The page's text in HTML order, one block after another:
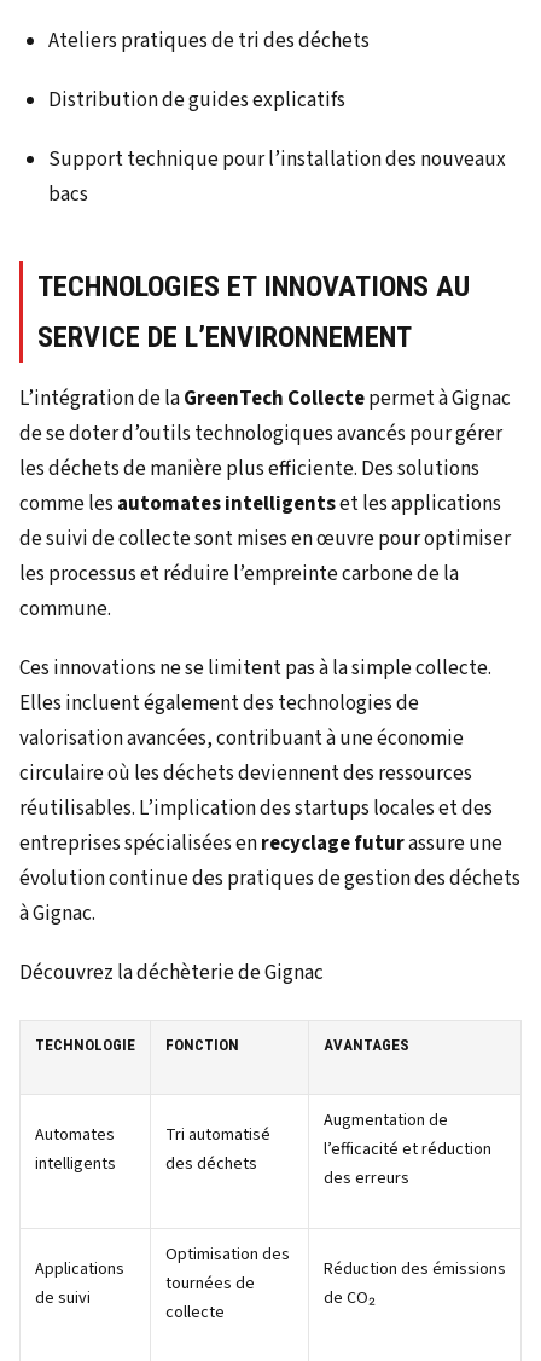
Ateliers pratiques de tri des déchets
Distribution de guides explicatifs
Support technique pour l’installation des nouveaux
bacs
TECHNOLOGIES ET INNOVATIONS AU
SERVICE DE L’ENVIRONNEMENT
L’intégration de laGreenTech Collectepermet à Gignac
de se doter d’outils technologiques avancés pour gérer
les déchets de manière plus efficiente. Des solutions
comme les automates intelligentset les applications
de suivi de collecte sont mises en œuvre pour optimiser
les processus et réduire l’empreinte carbone de la
commune.
Ces innovations ne se limitent pas à la simple collecte.
Elles incluent également des technologies de
valorisation avancées, contribuant à une économie
circulaire où les déchets deviennent des ressources
réutilisables. L’implication des startups locales et des
entreprises spécialisées enrecyclage futurassure une
évolution continue des pratiques de gestion des déchets
à Gignac.
Découvrez la déchèterie de Gignac
TECHNOLOGIE FONCTION AVANTAGES
Automates
intelligents
Tri automatisé
des déchets
Augmentation de
l’efficacité et réduction
des erreurs
Applications
de suivi
Optimisation des
tournées de
collecte
Réduction des émissions
de CO₂